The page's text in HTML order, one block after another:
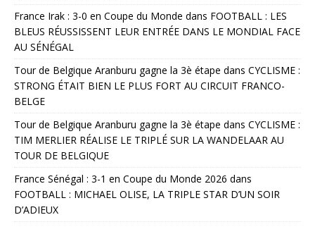
France Irak : 3-0 en Coupe du Monde dans FOOTBALL : LES
BLEUS RÉUSSISSENT LEUR ENTRÉE DANS LE MONDIAL FACE
AU SÉNÉGAL
Tour de Belgique Aranburu gagne la 3è étape dans CYCLISME :
STRONG ÉTAIT BIEN LE PLUS FORT AU CIRCUIT FRANCO-
BELGE
Tour de Belgique Aranburu gagne la 3è étape dans CYCLISME :
TIM MERLIER RÉALISE LE TRIPLÉ SUR LA WANDELAAR AU
TOUR DE BELGIQUE
France Sénégal : 3-1 en Coupe du Monde 2026 dans
FOOTBALL : MICHAEL OLISE, LA TRIPLE STAR D’UN SOIR
D’ADIEUX